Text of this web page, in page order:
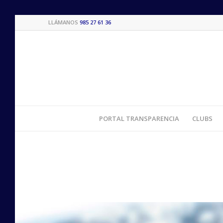
LLÁMANOS 985 27 61 36
PORTAL TRANSPARENCIA CLUBS